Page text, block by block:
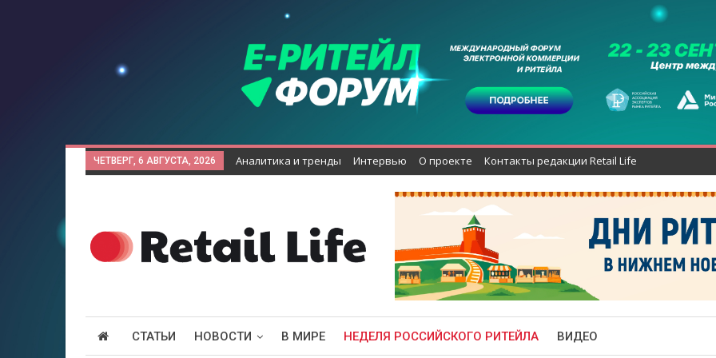
ЧЕТВЕРГ, 6 АВГУСТА, 2026 Аналитика и тренды Интервью О проекте Контакты редакции Retail Life
СТАТЬИ НОВОСТИ В МИРЕ НЕДЕЛЯ РОССИЙСКОГО РИТЕЙЛА ВИДЕО